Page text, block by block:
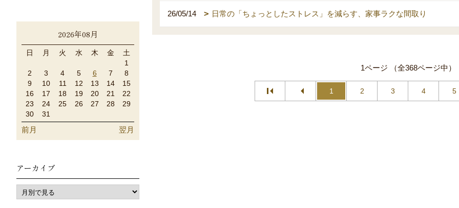
26/05/14 日常の「ちょっとしたストレス」を減らす、家事ラクな間取り
1ページ （全368ページ中）
1 2 3 4 5
2026年08月
日 月 火 水 木 金
土
1
2
3 4 5 6 7
8
9
10 11 12 13 14
15
16
17 18 19 20 21
22
23
24 25 26 27 28
29
30
31
前月 翌月
アーカイブ